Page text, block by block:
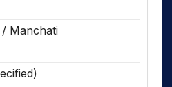
Manchati